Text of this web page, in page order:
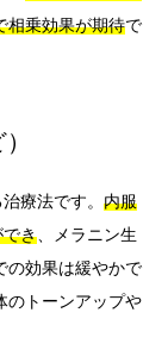
相乗効果が期待で
療法です。 内服
でき、メラニン生
の効果は緩やかで
のトーンアップや